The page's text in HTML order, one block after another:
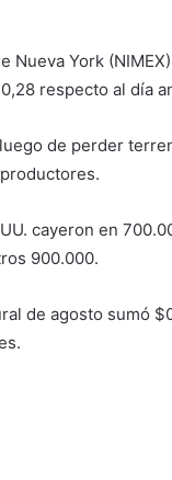
York
respecto al día
de perder
cayeron en
900.000.
de agosto sumó